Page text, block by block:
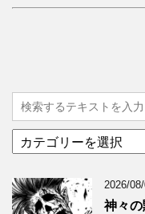
テ
リ
ー
2026/08/
神々